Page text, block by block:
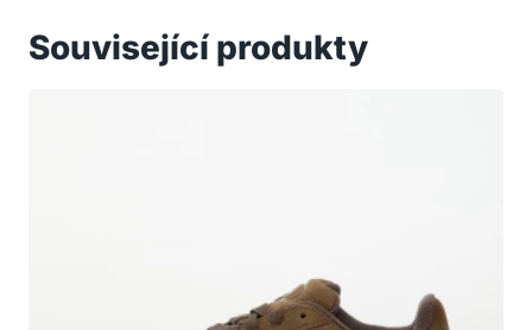
Související produkty